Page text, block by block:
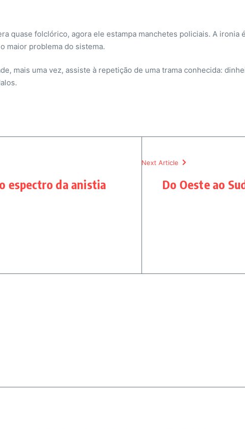
quase folclórico, agora ele estampa manchetes policiais. A
maior problema do sistema.
mais uma vez, assiste à repetição de uma trama conhecida:
espectro da anistia
Next Article
Do Oeste ao